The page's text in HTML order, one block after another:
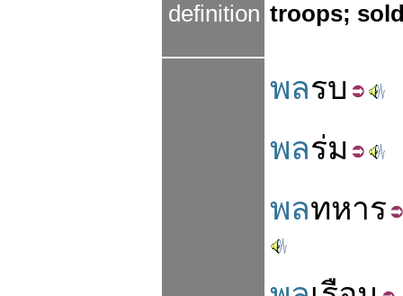
definition troops;
พลรบ
พลร่ม
พลทหาร